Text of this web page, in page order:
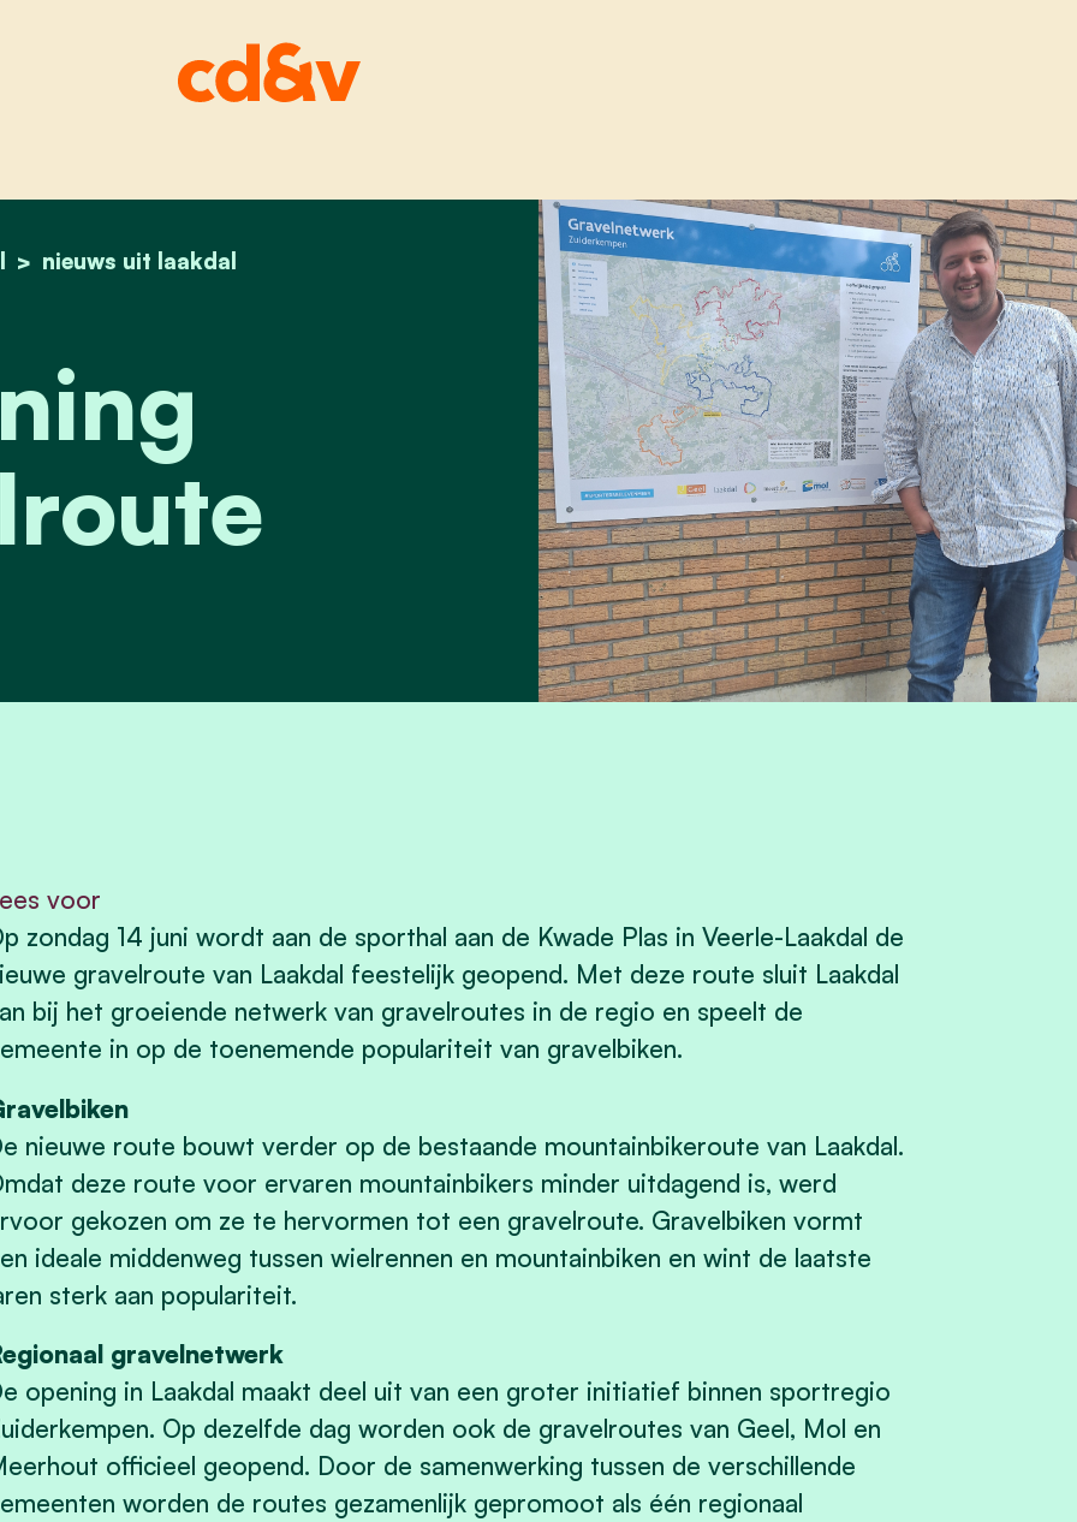
homenieuws uit laakdal
opening gravelroute
voor
zondag 14 juni wordt aan de sporthal aan de Kwade Plas in Veerle-Laakdal de
gravelroute van Laakdal feestelijk geopend. Met deze route sluit Laakdal
bij het groeiende netwerk van gravelroutes in de regio en speelt de
in op de toenemende populariteit van gravelbiken.
nieuwe route bouwt verder op de bestaande mountainbikeroute van Laakdal.
deze route voor ervaren mountainbikers minder uitdagend is, werd
gekozen om ze te hervormen tot een gravelroute. Gravelbiken vormt
ideale middenweg tussen wielrennen en mountainbiken en wint de laatste
sterk aan populariteit.
gravelnetwerk
opening in Laakdal maakt deel uit van een groter initiatief binnen sportregio
Op dezelfde dag worden ook de gravelroutes van Geel, Mol en
officieel geopend. Door de samenwerking tussen de verschillende
worden de routes gezamenlijk gepromoot als één regionaal